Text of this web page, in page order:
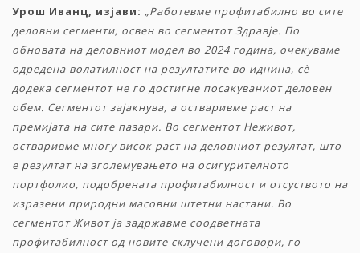
Урош Иванц, изјави: „Работевме профитабилно во сите
деловни сегменти, освен во сегментот Здравје. По
обновата на деловниот модел во 2024 година, очекуваме
одредена волатилност на резултатите во иднина, сè
додека сегментот не го достигне посакуваниот деловен
обем. Сегментот зајакнува, а остваривме раст на
премијата на сите пазари. Во сегментот Неживот,
остваривме многу висок раст на деловниот резултат, што
е резултат на зголемувањето на осигурителното
портфолио, подобрената профитабилност и отсуството на
изразени природни масовни штетни настани. Во
сегментот Живот ја задржавме соодветната
профитабилност од новите склучени договори, го